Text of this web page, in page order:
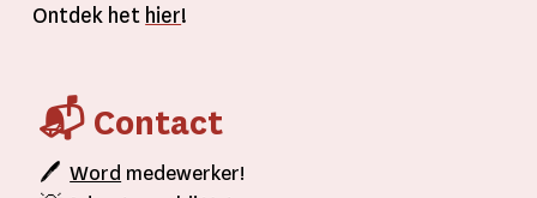
Ontdek het hier!
📬 Contact
🖊Word medewerker!